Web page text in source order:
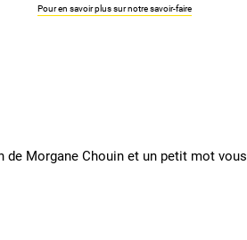
Pour en savoir plus sur notre savoir-faire
Morgane Chouin et un petit mot vous